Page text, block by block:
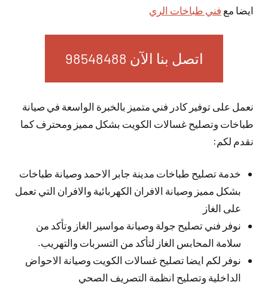
ايضا مع فني طباخات الري
اتصل بنا الآن 98548488
نعمل على توفير كادر فني متميز بالخبرة الواسعة في صيانة
طباخات وتصليح غسالات الكويت بشكل مميز ومحترف كما
نقدم لكم:
خدمة تصليح طباخات مدينة جابر الاحمد وصيانة طباخات
بشكل مميز وصيانة الافران الكهربائية والافران التي تعمل
على الغاز
نوفر فني تصليح جولة وصيانة مواسير الغاز وتأكد من
سلامة المحابس الغاز لتأكد من التسربات والتهريب.
نوفر لكم ايضا تصليح غسالات الكويت وصيانة الاحواض
الداخلية وتصليح انظمة التصريف الصحي